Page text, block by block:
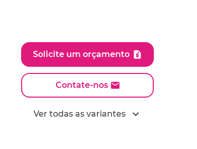
Solicite um orçamento
Contate-nos
Ver todas as variantes expand_more